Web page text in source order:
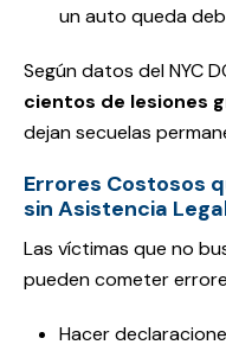
un auto queda
Según datos del NYC
cientos de lesiones
dejan secuelas
Errores Costosos
sin Asistencia
Las víctimas que no
pueden cometer
Hacer